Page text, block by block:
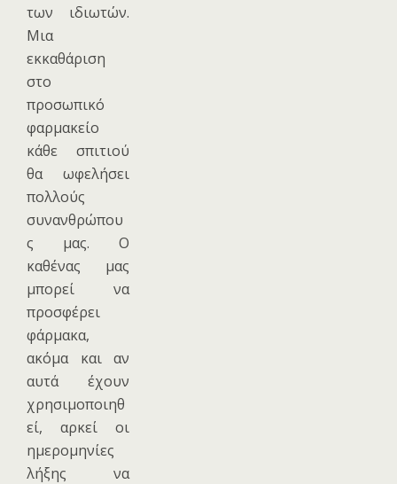
των ιδιωτών.
Μια
εκκαθάριση
στο
προσωπικό
φαρμακείο
κάθε σπιτιού
θα ωφελήσει
πολλούς
συνανθρώπου
ς μας. Ο
καθένας μας
μπορεί να
προσφέρει
φάρμακα,
ακόμα και αν
αυτά έχουν
χρησιμοποιηθ
εί, αρκεί οι
ημερομηνίες
λήξης να